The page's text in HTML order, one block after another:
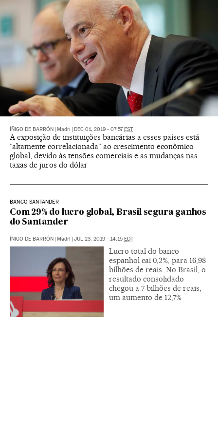
ÍÑIGO DE BARRÓN Madri DEC 01, 2019 - 07:57 EST
A exposição de instituições bancárias a esses países está
“altamente correlacionada” ao crescimento econômico
global, devido às tensões comerciais e as mudanças nas
taxas de juros do dólar
BANCO SANTANDER
Com 29% do lucro global, Brasil segura ganhos
do Santander
ÍÑIGO DE BARRÓN Madri JUL 23, 2019 - 14:15 EDT
Lucro total do banco
espanhol cai 0,2%, para 16,98
bilhões de reais. No Brasil, o
resultado consolidado
chegou a 7 bilhões de reais,
um aumento de 12,7%